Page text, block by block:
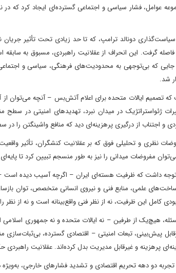
عوامل، فشار سیاسی و اجتماعی گسترده‌ای ایجاد کرد که
دونالد ترامپ، که تا حد زیادی تحت تأثیر جریان
گرفت. این انحراف از عقلانیت راهبردی، مسبوق به
که بی‌توجهی به محدودیت‌های فرهنگی، سیاسی و
شد.
که تصمیم ایالات متحده برای اعلام آتش‌بس – آنچه می‌توان
ژئو‌استراتژیک در میدان نبرد، تهدیدهای امنیتی در
و اجتناب از درگیری پرهزینه‌ای دید که منافع واشینگتن را
نظری و تحلیلی فوق که بر عقلانیت کنشگران، تأثیر
مفروضات میدانی را نیز به طور منسجم تبیین کرد تا
داشت که ظرفیت هسته‌ای ایران – اگرچه آسیب دیده است –
علمی، منابع فنی و نیروی انسانی متخصص، توان
کامل این ظرفیت، نه از نظر فنی واقع‌بینانه است و نه از نظر
هیچ‌یک از طرفین – نه ایالات متحده و نه جمهوری
پیش‌بینی، تبعات امنیتی – اقتصادی گسترده،
پرهزینه و غیرقابل مدیریت بدل کرده‌اند. عقلانیت
دو دهه تحریم اقتصادی و تشدید فشارهای خارجی،